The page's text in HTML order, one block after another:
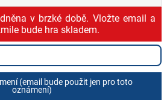
v brzké době. Vložte email a
bude hra skladem.
(email bude použit jen pro toto
oznámení)